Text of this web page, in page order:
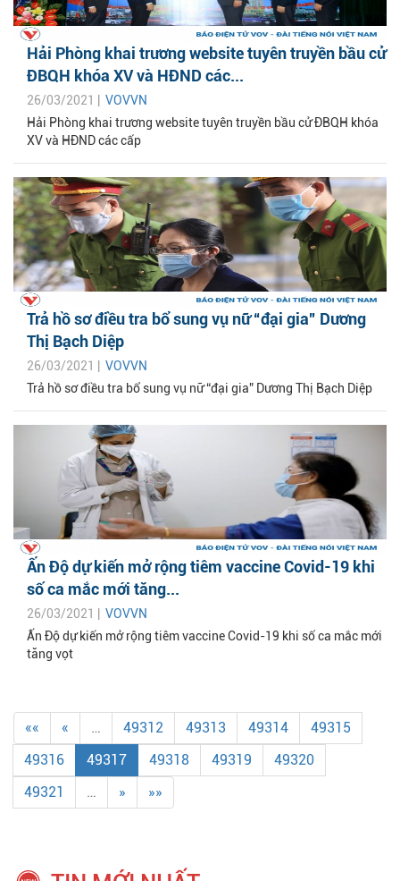
Hải Phòng khai trương website tuyên truyền bầu cử
ĐBQH khóa XV và HĐND các...
26/03/2021 | VOVVN
Hải Phòng khai trương website tuyên truyền bầu cử ĐBQH khóa
XV và HĐND các cấp
Trả hồ sơ điều tra bổ sung vụ nữ “đại gia” Dương
Thị Bạch Diệp
26/03/2021 | VOVVN
Trả hồ sơ điều tra bổ sung vụ nữ “đại gia” Dương Thị Bạch Diệp
Ấn Độ dự kiến mở rộng tiêm vaccine Covid-19 khi
số ca mắc mới tăng...
26/03/2021 | VOVVN
Ấn Độ dự kiến mở rộng tiêm vaccine Covid-19 khi số ca mắc mới
tăng vọt
«« « … 49312 49313 49314
49315
49316
49317 49318 49319
49320
49321
… » »»